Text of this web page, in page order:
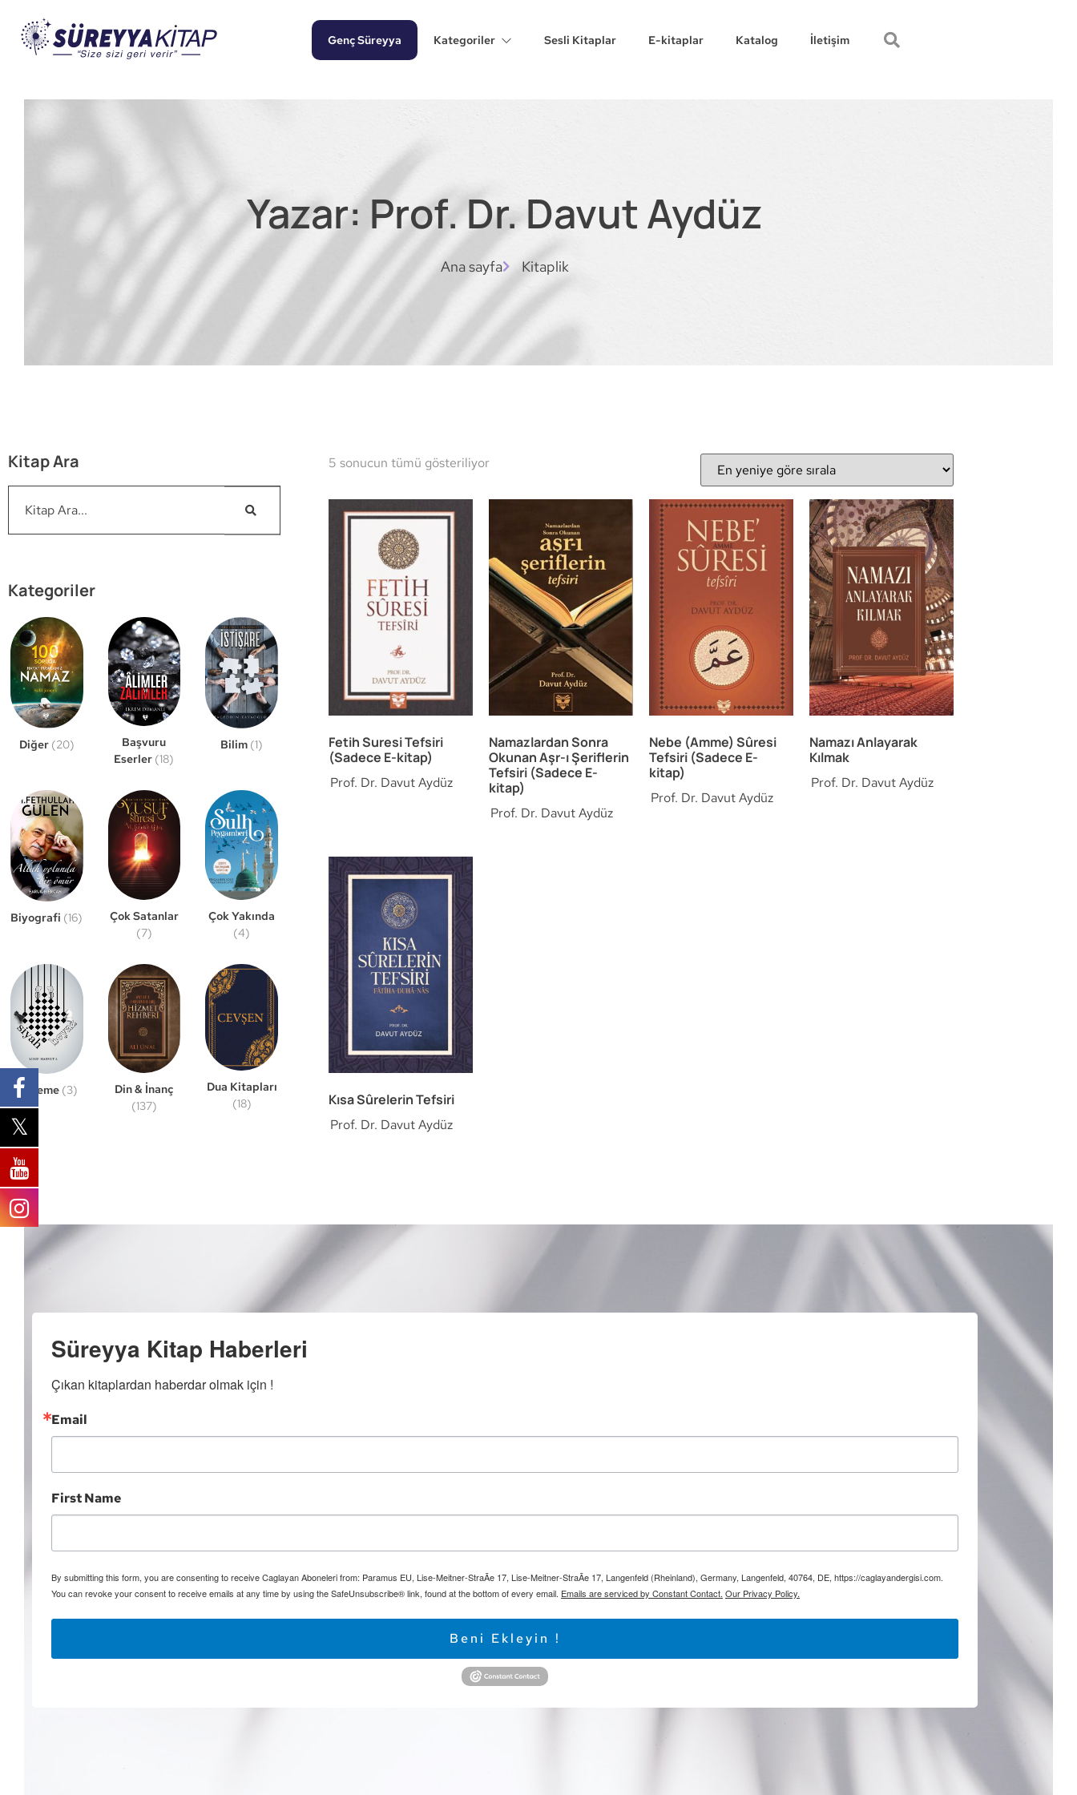
Genç Süreyya Kategoriler Sesli Kitaplar E-kitaplar Katalog İletişim
Yazar: Prof. Dr. Davut Aydüz
Ana sayfa Kitaplik
Kitap Ara
Kategoriler
Diğer (20)
Başvuru
Eserler (18)
Bilim (1)
Biyografi (16)
Çok Satanlar
(7)
Çok Yakında
(4)
Deneme (3)
Din & İnanç
(137)
Dua Kitapları
(18)
5 sonucun tümü gösteriliyor
Fetih Suresi Tefsiri
(Sadece E-kitap)
Prof. Dr. Davut Aydüz
Namazlardan Sonra
Okunan Aşr-ı Şeriflerin
Tefsiri (Sadece E-
kitap)
Prof. Dr. Davut Aydüz
Nebe (Amme) Sûresi
Tefsiri (Sadece E-
kitap)
Prof. Dr. Davut Aydüz
Namazı Anlayarak
Kılmak
Prof. Dr. Davut Aydüz
Kısa Sûrelerin Tefsiri
Prof. Dr. Davut Aydüz
Süreyya Kitap Haberleri
Çıkan kitaplardan haberdar olmak için !
Email
First Name
By submitting this form, you are consenting to receive Caglayan Aboneleri from: Paramus EU, Lise-Meitner-StraÃe 17, Lise-Meitner-StraÃe 17, Langenfeld (Rheinland), Germany, Langenfeld, 40764, DE, https://caglayandergisi.com.
You can revoke your consent to receive emails at any time by using the SafeUnsubscribe® link, found at the bottom of every email. Emails are serviced by Constant Contact. Our Privacy Policy.
Beni Ekleyin !